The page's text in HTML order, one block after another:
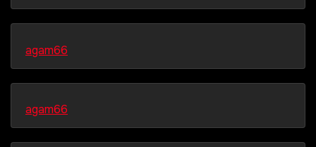
agam66
agam66